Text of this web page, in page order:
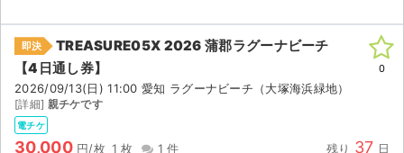
サイト情報
チケットジャム運営会社
チケットジャム利用規約
即決
TREASURE05X 2026 蒲郡ラグーナビーチ
【4日通し券】
2026/09/13(日) 11:00 愛知 ラグーナビーチ（大塚海浜緑地）
[詳細] 親チケです
電チケ
30,000 円/枚 1 枚 1 件 残り 37 日
0